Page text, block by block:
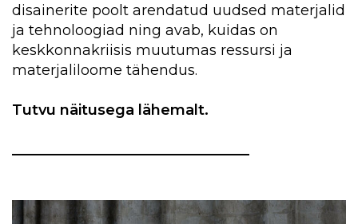
disainerite poolt arendatud uudsed materjalid
ja tehnoloogiad ning avab, kuidas on
keskkonnakriisis muutumas ressursi ja
materjaliloome tähendus.
Tutvu näitusega lähemalt.
_________________________________